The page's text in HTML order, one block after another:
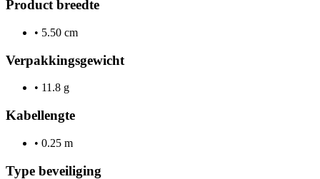
Product breedte
• 5.50 cm
Verpakkingsgewicht
• 11.8 g
Kabellengte
• 0.25 m
Type beveiliging